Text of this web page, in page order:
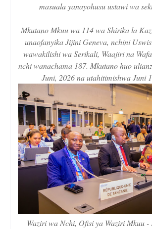
masuala yanayohusu ustawi wa
Mkutano Mkuu wa 114 wa Shirika la
unaofanyika Jijini Geneva, nchini
wawakilishi wa Serikali, Waajiri na
nchi wanachama 187. Mkutano huo
Juni, 2026 na utahitimishwa Juni
Waziri wa Nchi, Ofisi ya Waziri Mkuu